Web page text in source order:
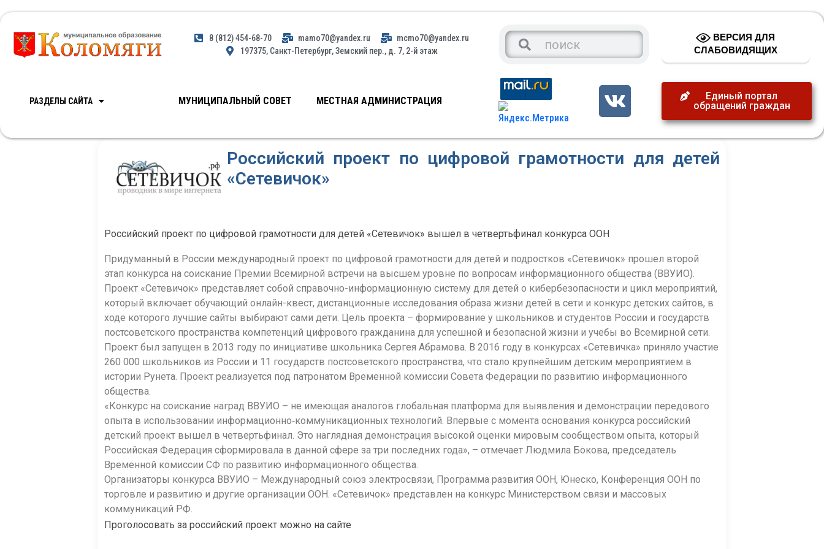
8 (812) 454-68-70 mamo70@yandex.ru
mcmo70@yandex.ru
197375, Санкт-Петербург, Земский пер., д. 7, 2-й этаж
ВЕРСИЯ ДЛЯ
СЛАБОВИДЯЩИХ
РАЗДЕЛЫ САЙТА МУНИЦИПАЛЬНЫЙ СОВЕТ МЕСТНАЯ АДМИНИСТРАЦИЯ
Единый портал
обращений граждан
Российский проект по цифровой грамотности для детей
«Сетевичок»
Российский проект по цифровой грамотности для детей «Сетевичок» вышел в четвертьфинал конкурса ООН
Придуманный в России международный проект по цифровой грамотности для детей и подростков «Сетевичок» прошел второй
этап конкурса на соискание Премии Всемирной встречи на высшем уровне по вопросам информационного общества (ВВУИО).
Проект «Сетевичок» представляет собой справочно-информационную систему для детей о кибербезопасности и цикл мероприятий,
который включает обучающий онлайн-квест, дистанционные исследования образа жизни детей в сети и конкурс детских сайтов, в
ходе которого лучшие сайты выбирают сами дети. Цель проекта – формирование у школьников и студентов России и государств
постсоветского пространства компетенций цифрового гражданина для успешной и безопасной жизни и учебы во Всемирной сети.
Проект был запущен в 2013 году по инициативе школьника Сергея Абрамова. В 2016 году в конкурсах «Сетевичка» приняло участие
260 000 школьников из России и 11 государств постсоветского пространства, что стало крупнейшим детским мероприятием в
истории Рунета. Проект реализуется под патронатом Временной комиссии Совета Федерации по развитию информационного
общества.
«Конкурс на соискание наград ВВУИО – не имеющая аналогов глобальная платформа для выявления и демонстрации передового
опыта в использовании информационно‐коммуникационных технологий. Впервые с момента основания конкурса российский
детский проект вышел в четвертьфинал. Это наглядная демонстрация высокой оценки мировым сообществом опыта, который
Российская Федерация сформировала в данной сфере за три последних года», – отмечает Людмила Бокова, председатель
Временной комиссии СФ по развитию информационного общества.
Организаторы конкурса ВВУИО – Международный союз электросвязи, Программа развития ООН, Юнеско, Конференция ООН по
торговле и развитию и другие организации ООН. «Сетевичок» представлен на конкурс Министерством связи и массовых
коммуникаций РФ.
Проголосовать за российский проект можно на сайте